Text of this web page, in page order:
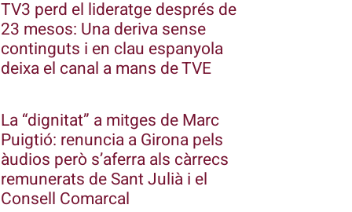
TV3 perd el lideratge després de
23 mesos: Una deriva sense
continguts i en clau espanyola
deixa el canal a mans de TVE
La “dignitat” a mitges de Marc
Puigtió: renuncia a Girona pels
àudios però s’aferra als càrrecs
remunerats de Sant Julià i el
Consell Comarcal